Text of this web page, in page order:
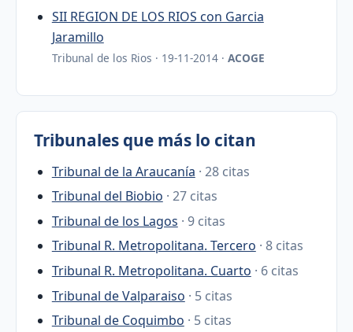
SII REGION DE LOS RIOS con Garcia
Jaramillo
Tribunal de los Rios · 19-11-2014 · ACOGE
Tribunales que más lo citan
Tribunal de la Araucanía · 28 citas
Tribunal del Biobio · 27 citas
Tribunal de los Lagos · 9 citas
Tribunal R. Metropolitana. Tercero · 8 citas
Tribunal R. Metropolitana. Cuarto · 6 citas
Tribunal de Valparaiso · 5 citas
Tribunal de Coquimbo · 5 citas